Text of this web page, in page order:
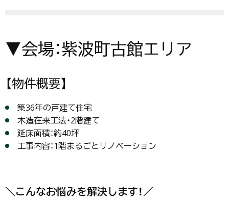
▼会場：紫波町古館エリア
【物件概要】
築36年の戸建て住宅
木造在来工法・2階建て
延床面積：約40坪
工事内容：1階まるごとリノベーション
＼こんなお悩みを解決します！／